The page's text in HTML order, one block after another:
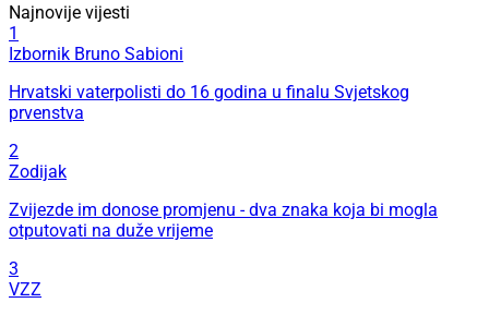
Najnovije vijesti
1
Izbornik Bruno Sabioni
Hrvatski vaterpolisti do 16 godina u finalu Svjetskog
prvenstva
2
Zodijak
Zvijezde im donose promjenu - dva znaka koja bi mogla
otputovati na duže vrijeme
3
VZZ